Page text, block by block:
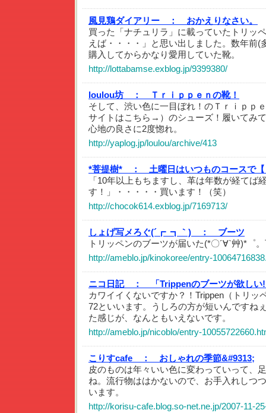
風見鶏ダイアリー ：
おかえりなさい。
買った「ナチュリラ」に載っていたトリッ
えば・・・・」と思い出しました。数年前(
購入してからかなり愛用していた靴。
http://lottabamse.exblog.jp/9399380/
loulou坊 ：
Ｔｒｉｐｐｅｎの靴！
そして、渋い色に一目ぼれ！のＴｒｉｐｐ
サイトはこちら→）のシューズ！履いてみ
心地の良さに2度惚れ。
http://yaplog.jp/loulou/archive/413
*菩提樹* ：
土曜日はいつものコースで
「10年以上もちますし、革は年数が経てば
す！」・・・・・買います！（笑）
http://chocok614.exblog.jp/7169713/
しょげ写メろぐ(´┏_┓｀) ：
ブーツ
トリッペンのブーツが届いた(*〇´∀`艸)*゜
http://ameblo.jp/kinokoree/entry-
ニコ日記 ：
「Trippenのブーツが欲し
カワイイくないですか？！Trippen（トリッ
72といいます。うしろの方が短いんですね
た感じが、なんともいえないです。
http://ameblo.jp/nicoblo/entry-
こりすcafe ：
おしゃれの季節&#9313;
皮のものは年々いい色に変わっていって、
ね。流行物ははかないので、お手入れしつ
います。
http://korisu-cafe.blog.so-net.ne.jp/2007-11-